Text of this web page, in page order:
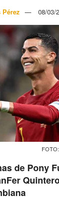
08/03/
de Pony